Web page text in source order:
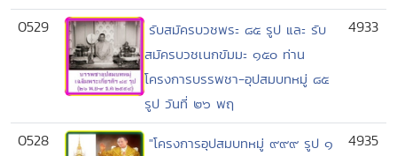
0529
รับสมัครบวชพระ ๘๕ รูป และ รับ
สมัครบวชเนกขัมมะ ๑๕๐ ท่าน
โครงการบรรพชา-อุปสมบทหมู่ ๘๕
รูป วันที่ ๒๖ พฤ
4933
0528
"โครงการอุปสมบทหมู่ ๙๙๙ รูป ๑
4935